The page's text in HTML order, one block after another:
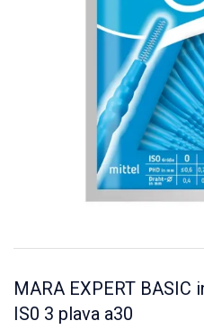
MARA EXPERT
IS0 3 plava a30